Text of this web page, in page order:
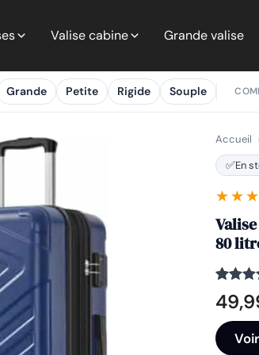
Valise cabine Grande valise
Grande Petite Rigide Souple
Accueil ›
✅En
80
Noté
4.6
sur 5
165
client